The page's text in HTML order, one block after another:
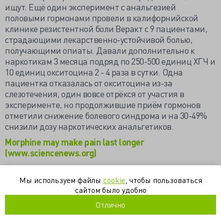
ищут. Ещё один эксперимент с анальгезией
половыми гормонами провели в калифорнийской
клинике резистентной боли Веракт с 9 пациентами,
страдающими лекарственно-устойчивой болью,
получающими опиаты. Давали дополнительно к
наркотикам 3 месяца подряд по 250-500 единиц ХГЧ и
10 единиц окситоцина 2 - 4 раза в сутки. Одна
пациентка отказалась от окситоцина из-за
слезотечения, один вовсе отрёкся от участия в
эксперименте, но продолжившие приём гормонов
отметили снижение болевого синдрома и на 30-49%
снизили дозу наркотических анальгетиков.
Morphine may make pain last longer
(www.sciencenews.org)
Randomized Trial of Low-Dose Morphine Versus Weak
Opioids in Moderate Cancer Pain (jco.ascopubs.org)
Окситоцин и хорионический гонадотропин могут
заменить морфин (www.univadis.ru)
Мы используем файлы cookie , чтобы пользоваться
сайтом было удобно
Отлично